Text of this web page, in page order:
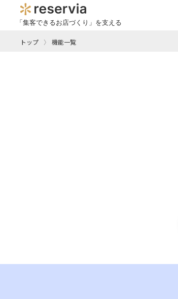
「集客できるお店づくり」を支える
トップ 機能一覧